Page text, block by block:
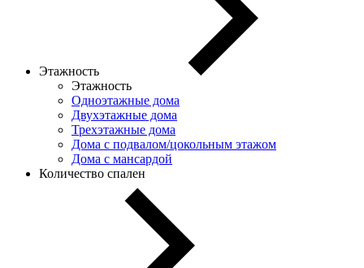
Этажность
Этажность
Одноэтажные дома
Двухэтажные дома
Трехэтажные дома
Дома с подвалом/цокольным этажом
Дома с мансардой
Количество спален